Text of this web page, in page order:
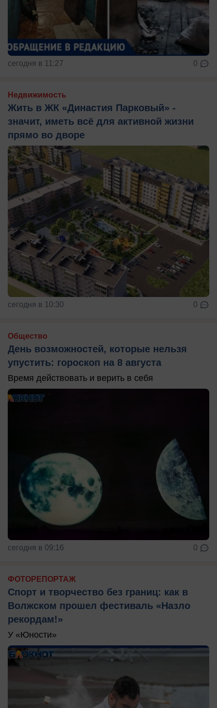
сегодня в 11:27 0
Недвижимость
Жить в ЖК «Династия Парковый» -
значит, иметь всё для активной жизни
прямо во дворе
сегодня в 10:30 0
Общество
День возможностей, которые нельзя
упустить: гороскоп на 8 августа
Время действовать и верить в себя
сегодня в 09:16 0
ФОТОРЕПОРТАЖ
Спорт и творчество без границ: как в
Волжском прошел фестиваль «Назло
рекордам!»
У «Юности»